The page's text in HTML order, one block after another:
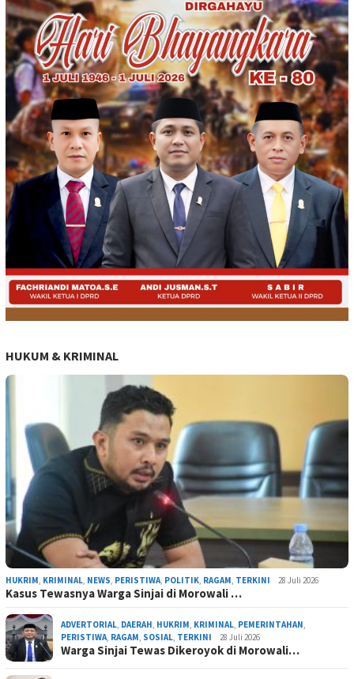
HUKUM & KRIMINAL
HUKRIM, KRIMINAL, NEWS, PERISTIWA, POLITIK, RAGAM, TERKINI 28 Juli 2026
Kasus Tewasnya Warga Sinjai di Morowali …
ADVERTORIAL, DAERAH, HUKRIM, KRIMINAL, PEMERINTAHAN,
PERISTIWA, RAGAM, SOSIAL, TERKINI 28 Juli 2026
Warga Sinjai Tewas Dikeroyok di Morowali…